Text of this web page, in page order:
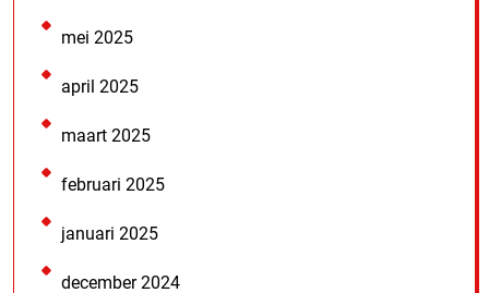
mei 2025
april 2025
maart 2025
februari 2025
januari 2025
december 2024